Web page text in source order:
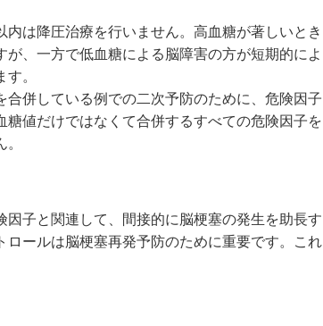
は降圧治療を行いません。高血糖が著しいとき
、一方で低血糖による脳障害の方が短期的によ
。
併している例での二次予防のために、危険因子
値だけではなくて合併するすべての危険因子を
子と関連して、間接的に脳梗塞の発生を助長す
ロールは脳梗塞再発予防のために重要です。これ